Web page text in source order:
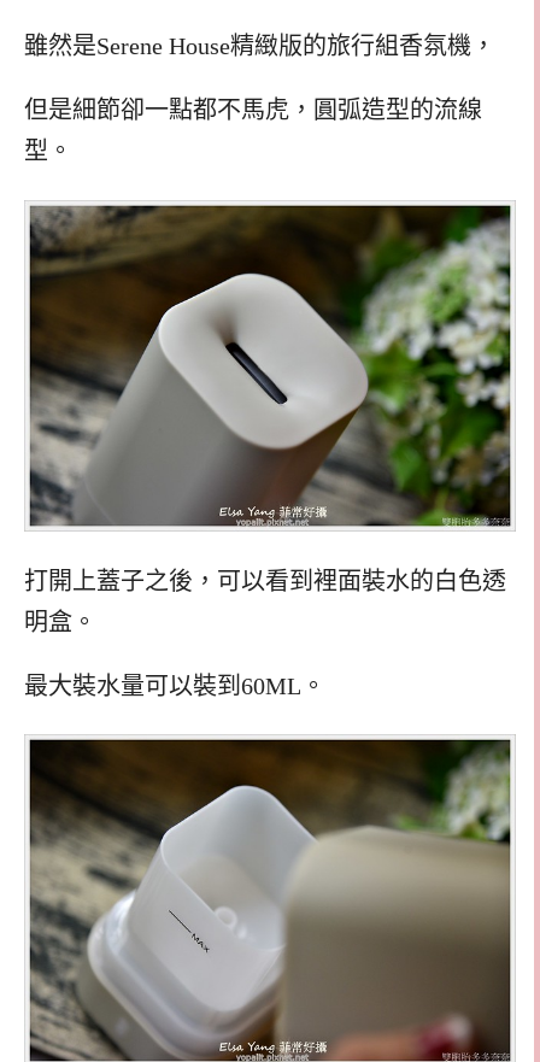
雖然是Serene House精緻版的旅行組香氛機，
但是細節卻一點都不馬虎，圓弧造型的流線
型。
打開上蓋子之後，可以看到裡面裝水的白色透
明盒。
最大裝水量可以裝到60ML。